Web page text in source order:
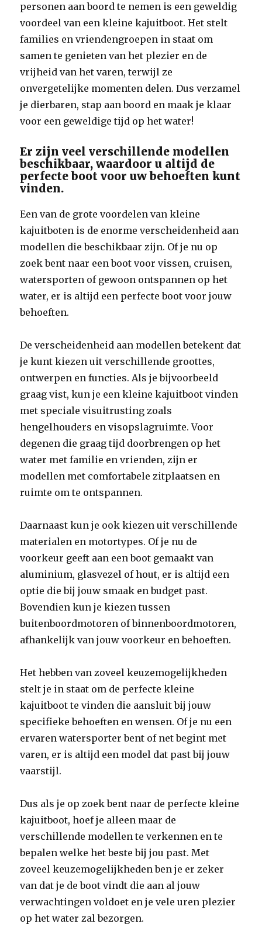
personen aan boord te nemen is een geweldig
voordeel van een kleine kajuitboot. Het stelt
families en vriendengroepen in staat om
samen te genieten van het plezier en de
vrijheid van het varen, terwijl ze
onvergetelijke momenten delen. Dus verzamel
je dierbaren, stap aan boord en maak je klaar
voor een geweldige tijd op het water!
Er zijn veel verschillende modellen
beschikbaar, waardoor u altijd de
perfecte boot voor uw behoeften kunt
vinden.
Een van de grote voordelen van kleine
kajuitboten is de enorme verscheidenheid aan
modellen die beschikbaar zijn. Of je nu op
zoek bent naar een boot voor vissen, cruisen,
watersporten of gewoon ontspannen op het
water, er is altijd een perfecte boot voor jouw
behoeften.
De verscheidenheid aan modellen betekent dat
je kunt kiezen uit verschillende groottes,
ontwerpen en functies. Als je bijvoorbeeld
graag vist, kun je een kleine kajuitboot vinden
met speciale visuitrusting zoals
hengelhouders en visopslagruimte. Voor
degenen die graag tijd doorbrengen op het
water met familie en vrienden, zijn er
modellen met comfortabele zitplaatsen en
ruimte om te ontspannen.
Daarnaast kun je ook kiezen uit verschillende
materialen en motortypes. Of je nu de
voorkeur geeft aan een boot gemaakt van
aluminium, glasvezel of hout, er is altijd een
optie die bij jouw smaak en budget past.
Bovendien kun je kiezen tussen
buitenboordmotoren of binnenboordmotoren,
afhankelijk van jouw voorkeur en behoeften.
Het hebben van zoveel keuzemogelijkheden
stelt je in staat om de perfecte kleine
kajuitboot te vinden die aansluit bij jouw
specifieke behoeften en wensen. Of je nu een
ervaren watersporter bent of net begint met
varen, er is altijd een model dat past bij jouw
vaarstijl.
Dus als je op zoek bent naar de perfecte kleine
kajuitboot, hoef je alleen maar de
verschillende modellen te verkennen en te
bepalen welke het beste bij jou past. Met
zoveel keuzemogelijkheden ben je er zeker
van dat je de boot vindt die aan al jouw
verwachtingen voldoet en je vele uren plezier
op het water zal bezorgen.